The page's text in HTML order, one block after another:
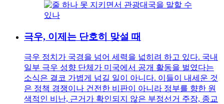
극우, 이제는 단호히 맞설 때
극우 정치가 국경을 넘어 세력을 넓히려 하고 있다. 국내
일부 극우 성향 단체가 미국에서 공개 활동을 벌였다는
소식은 결코 가볍게 넘길 일이 아니다. 이들이 내세운 것
은 정책 경쟁이나 건전한 비판이 아니라 정부를 향한 원
색적인 비난, 근거가 확인되지 않은 부정선거 주장, 종교